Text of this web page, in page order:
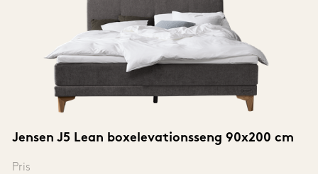
Jensen J5 Lean boxelevationsseng 90x200 cm
Pris